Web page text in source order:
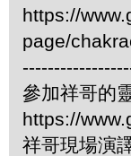
https://
page/
參加祥哥的
https://
祥哥現場演